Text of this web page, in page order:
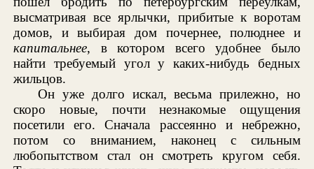
высматривая все ярлычки, прибитые к воротам
домов, и выбирая дом почернее, полюднее и
капитальнее, в котором всего удобнее было
найти требуемый угол у каких-нибудь бедных
жильцов.
Он уже долго искал, весьма прилежно, но
скоро новые, почти незнакомые ощущения
посетили его. Сначала рассеянно и небрежно,
потом со вниманием, наконец с сильным
любопытством стал он смотреть кругом себя.